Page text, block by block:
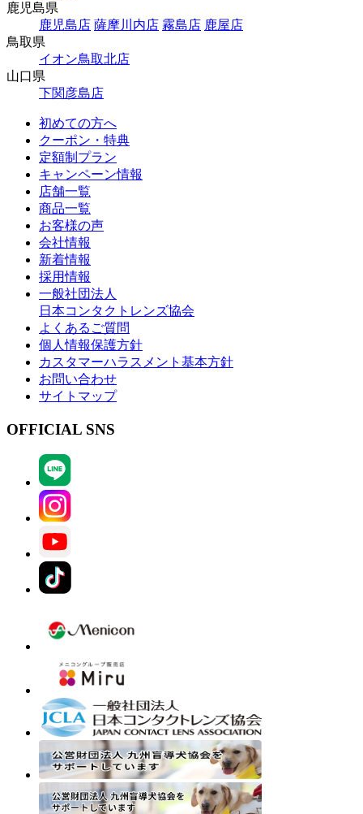
鹿児島県
鹿児島店 薩摩川内店 霧島店 鹿屋店
鳥取県
イオン鳥取北店
山口県
下関彦島店
初めての方へ
クーポン・特典
定額制プラン
キャンペーン情報
店舗一覧
商品一覧
お客様の声
会社情報
新着情報
採用情報
一般社団法人
日本コンタクトレンズ協会
よくあるご質問
個人情報保護方針
カスタマーハラスメント基本方針
お問い合わせ
サイトマップ
OFFICIAL SNS